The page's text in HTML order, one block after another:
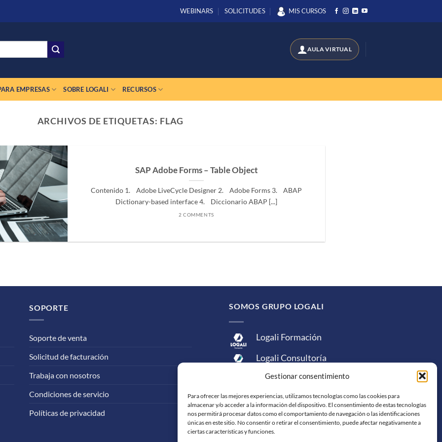
Gestionar consentimiento
Para ofrecer las mejores experiencias, utilizamos tecnologías como las cookies para
almacenar y/o acceder a la información del dispositivo. El consentimiento de estas tecnologías
nos permitirá procesar datos como el comportamiento de navegación o las identificaciones
únicas en este sitio. No consentir o retirar el consentimiento, puede afectar negativamente a
ciertas características y funciones.
WEBINARS SOLICITUDES MIS CURSOS
EMPRESAS SOBRE LOGALI RECURSOS
ARCHIVOS DE ETIQUETAS: FLAG
SAP Adobe Forms – Table Object
Contenido 1. Adobe LiveCycle Designer 2. Adobe Forms 3. ABAP
Dictionary-based interface 4. Diccionario ABAP [...]
2 COMMENTS
SOPORTE
Soporte de venta
Solicitud de facturación
Trabaja con nosotros
Condiciones de servicio
Políticas de privacidad
SOMOS GRUPO LOGALI
Logali Formación
Logali Consultoría
Logali Ingeniería